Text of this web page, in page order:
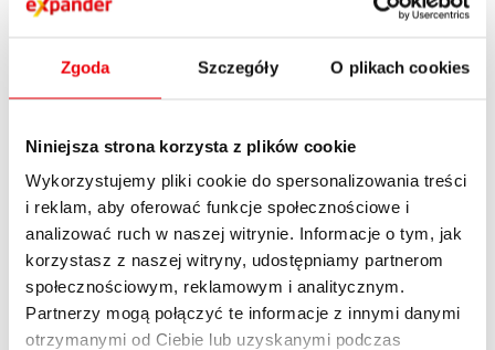
Zgoda Szczegóły O plikach cookies
Niniejsza strona korzysta z plików cookie
Wykorzystujemy pliki cookie do spersonalizowania treści
i reklam, aby oferować funkcje społecznościowe i
analizować ruch w naszej witrynie. Informacje o tym, jak
korzystasz z naszej witryny, udostępniamy partnerom
społecznościowym, reklamowym i analitycznym.
Partnerzy mogą połączyć te informacje z innymi danymi
otrzymanymi od Ciebie lub uzyskanymi podczas
Gwiazdy pocieszają się penthouse’ami po
zarządy uchodzą za znacznie bardziej
liberalne. Mieszkają tam m.in. Diane Keaton,
Yoko Ono, Roberta Flack, Sting i oczywiście
Czy niemiłosierny system selekcji
gwarantuje, że nasz sąsiad nie urządzi w
środku nocy balangi, nie będzie sprowadzał
prostytutek i nie nasika w wyłożonej
mahoniem windzie? – Tak naprawdę nie o to